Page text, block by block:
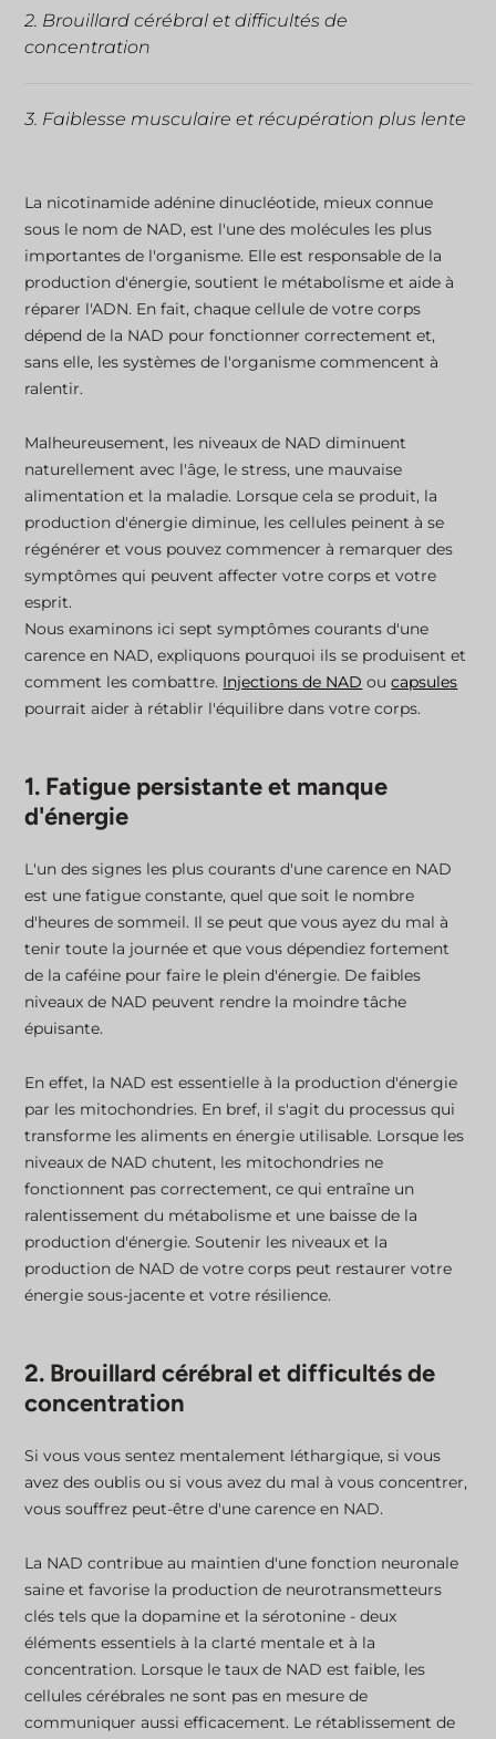
La nicotinamide adénine dinucléotide, mieux connue
sous le nom de NAD, est l'une des molécules les plus
importantes de l'organisme. Elle est responsable de la
production d'énergie, soutient le métabolisme et aide à
réparer l'ADN. En fait, chaque cellule de votre corps
dépend de la NAD pour fonctionner correctement et,
sans elle, les systèmes de l'organisme commencent à
ralentir.
Malheureusement, les niveaux de NAD diminuent
naturellement avec l'âge, le stress, une mauvaise
alimentation et la maladie. Lorsque cela se produit, la
production d'énergie diminue, les cellules peinent à se
régénérer et vous pouvez commencer à remarquer des
symptômes qui peuvent affecter votre corps et votre
esprit.
Nous examinons ici sept symptômes courants d'une
carence en NAD, expliquons pourquoi ils se produisent et
comment les combattre. Injections de NAD oucapsules
pourrait aider à rétablir l'équilibre dans votre corps.
1. Fatigue persistante et manque
d'énergie
L'un des signes les plus courants d'une carence en NAD
est une fatigue constante, quel que soit le nombre
d'heures de sommeil. Il se peut que vous ayez du mal à
tenir toute la journée et que vous dépendiez fortement
de la caféine pour faire le plein d'énergie. De faibles
niveaux de NAD peuvent rendre la moindre tâche
épuisante.
En effet, la NAD est essentielle à la production d'énergie
par les mitochondries. En bref, il s'agit du processus qui
transforme les aliments en énergie utilisable. Lorsque les
niveaux de NAD chutent, les mitochondries ne
fonctionnent pas correctement, ce qui entraîne un
ralentissement du métabolisme et une baisse de la
production d'énergie. Soutenir les niveaux et la
production de NAD de votre corps peut restaurer votre
énergie sous-jacente et votre résilience.
2. Brouillard cérébral et difficultés de
concentration
Si vous vous sentez mentalement léthargique, si vous
avez des oublis ou si vous avez du mal à vous concentrer,
vous souffrez peut-être d'une carence en NAD.
La NAD contribue au maintien d'une fonction neuronale
saine et favorise la production de neurotransmetteurs
clés tels que la dopamine et la sérotonine - deux
éléments essentiels à la clarté mentale et à la
concentration. Lorsque le taux de NAD est faible, les
cellules cérébrales ne sont pas en mesure de
communiquer aussi efficacement. Le rétablissement de
2. Brouillard cérébral et difficultés de
concentration
3. Faiblesse musculaire et récupération plus lente
4. Changements d'humeur et irritabilité
5. Mauvais sommeil et perturbation du rythme
circadien
6. Signes prématurés de vieillissement
7. Immunité affaiblie
Que faire en cas de suspicion de déficit en NAD ?
Soutenez votre santé avec NAD+
Blogs associés